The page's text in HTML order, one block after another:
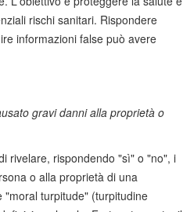
rischi sanitari. Rispondere
informazioni false può avere
gravi danni alla proprietà o
rivelare, rispondendo "sì" o "no", i
o alla proprietà di una
turpitude" (turpitudine